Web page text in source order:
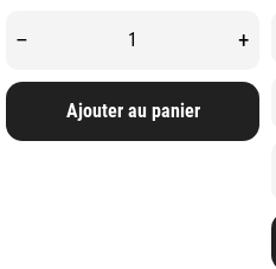
– +
Ajouter au panier